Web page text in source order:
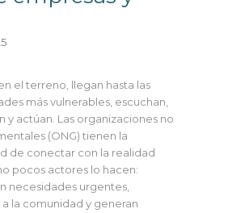
el terreno, llegan hasta las
más vulnerables, escuchan,
y actúan. Las organizaciones no
(ONG) tienen la
de conectar con la realidad
pocos actores lo hacen:
necesidades urgentes,
a la comunidad y generan